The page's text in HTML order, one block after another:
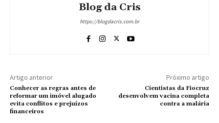
Blog da Cris
https://blogdacris.com.br
Artigo anterior
Conhecer as regras antes de
reformar um imóvel alugado
evita conflitos e prejuízos
financeiros
Próximo artigo
Cientistas da Fiocruz
desenvolvem vacina completa
contra a malária